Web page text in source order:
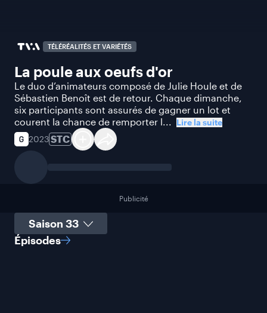
TÉLÉRÉALITÉS ET VARIÉTÉS
La poule aux oeufs d'or
Le duo d’animateurs composé de Julie Houle et de
Sébastien Benoît est de retour. Chaque dimanche,
six participants sont assurés de gagner un lot et
courent la chance de remporter l... Lire la suite
2023STC
Publicité
Sélectionner une saison
Épisodes